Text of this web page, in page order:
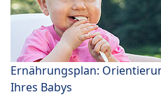
Ernährungsplan:
Ihres Babys